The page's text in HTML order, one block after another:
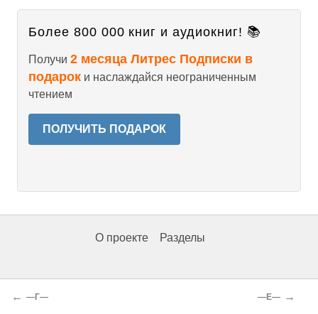
Более 800 000 книг и аудиокниг! 📚
Получи 2 месяца Литрес Подписки в
подарок и наслаждайся неограниченным
чтением
ПОЛУЧИТЬ ПОДАРОК
О проекте Разделы
← —Г— —Е— →